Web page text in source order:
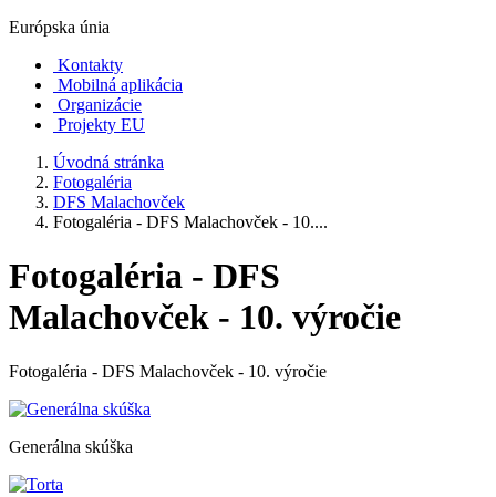
Európska únia
Kontakty
Mobilná aplikácia
Organizácie
Projekty EU
Úvodná stránka
Fotogaléria
DFS Malachovček
Fotogaléria - DFS Malachovček - 10....
Fotogaléria - DFS
Malachovček - 10. výročie
Fotogaléria - DFS Malachovček - 10. výročie
Generálna skúška